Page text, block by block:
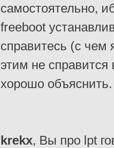
самостоятельно,
freeboot
справитесь (с чем
этим не
хорошо объяснить.
krekx, Вы про lpt